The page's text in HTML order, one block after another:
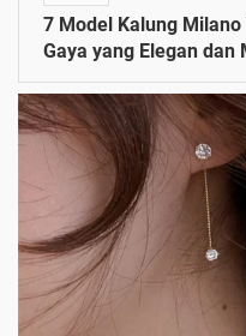
7 Model Kalung
Gaya yang Elegan dan